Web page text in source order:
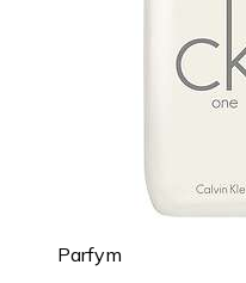
Parfym